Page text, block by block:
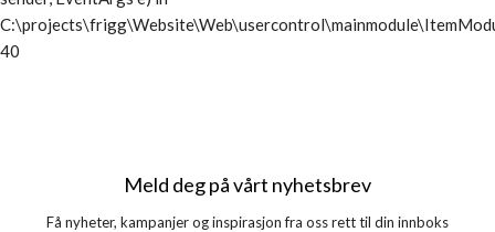
40
Meld deg på vårt nyhetsbrev
Få nyheter, kampanjer og inspirasjon fra oss rett til din innboks